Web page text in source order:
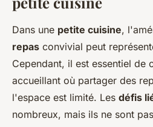
Dans une petite cuisine,
repas convivial peut
Cependant, il est essentiel de
accueillant où partager des
l'espace est limité. Les défis
nombreux, mais ils ne sont